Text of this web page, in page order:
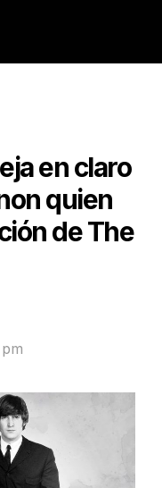
en claro
quien
de The